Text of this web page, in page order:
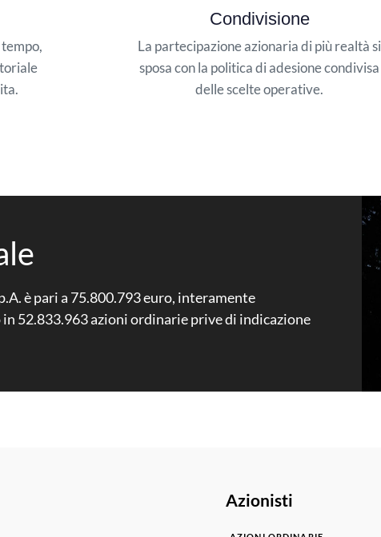
Condivisione
La partecipazione azionaria di più realtà si
sposa con la politica di adesione condivisa
delle scelte operative.
è pari a 75.800.793 euro, interamente
52.833.963 azioni ordinarie prive di indicazione
Azionisti